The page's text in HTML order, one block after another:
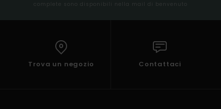
complete sono disponibili nella mail di benvenuto
Trova un negozio Contattaci